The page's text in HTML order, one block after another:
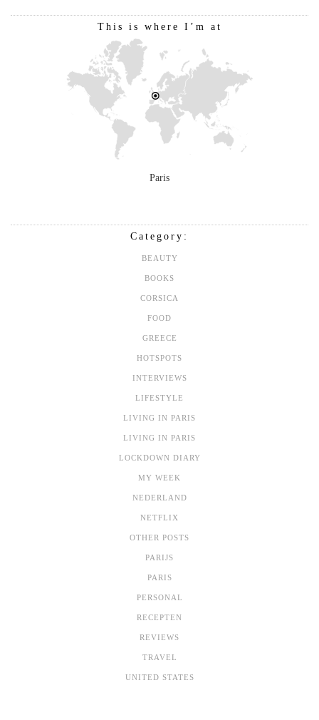
This is where I’m at
Paris
Category:
BEAUTY
BOOKS
CORSICA
FOOD
GREECE
HOTSPOTS
INTERVIEWS
LIFESTYLE
LIVING IN PARIS
LIVING IN PARIS
LOCKDOWN DIARY
MY WEEK
NEDERLAND
NETFLIX
OTHER POSTS
PARIJS
PARIS
PERSONAL
RECEPTEN
REVIEWS
TRAVEL
UNITED STATES